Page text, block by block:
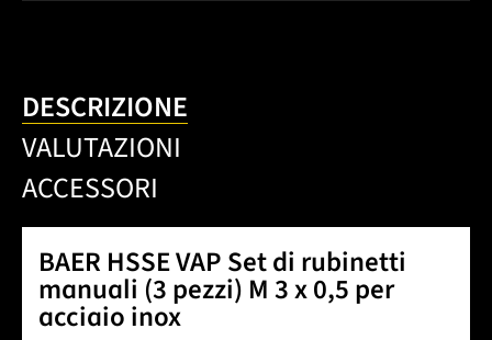
DESCRIZIONE
VALUTAZIONI
ACCESSORI
BAER HSSE VAP Set di rubinetti
manuali (3 pezzi) M 3 x 0,5 per
acciaio inox